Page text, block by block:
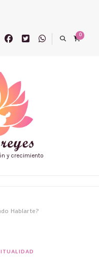
0
y crecimiento
Hablarte?